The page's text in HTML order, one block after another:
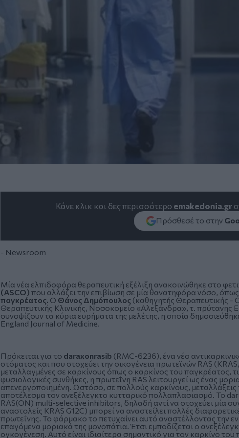
Κάνε κλικ και δες περισσότερο emakedonia.gr
Πρόσθεσέ το στην
- Newsroom
Μία νέα ελπιδοφόρα θεραπευτική εξέλιξη ανακοινώθηκε στο
(ASCO) που αλλάζει την επιβίωση σε μία θανατηφόρα νόσο,
παγκρέατος. Ο Θάνος Δημόπουλος (καθηγητής Θεραπευτικής -
Θεραπευτικής Κλινικής, Νοσοκομείο «Αλεξάνδρα», τ. πρύτανης
συνοψίζουν τα κύρια ευρήματα της μελέτης, η οποία
England Journal of Medicine.
Πρόκειται για το daraxonrasib (RMC-6236), ένα νέο
στόματος και που στοχεύει την οικογένεια πρωτεϊνών RAS
μεταλλαγμένες σε καρκίνους όπως ο καρκίνος του παγκρέατος,
φυσιολογικές συνθήκες, η πρωτεΐνη RAS λειτουργεί ως ένας
απενεργοποιημένη. Ωστόσο, σε πολλούς καρκίνους, μεταλλάξεις
αποτέλεσμα τον ανεξέλεγκτο κυτταρικό πολλαπλασιασμό. Το
RAS(ON) multi-selective inhibitors, δηλαδή αντί να στοχεύει μία
αναστολείς KRAS G12C) μπορεί να αναστείλει πολλές
πρωτεΐνης. Το φάρμακο το πετυχαίνει αυτό αναστέλλοντας την
επαγόμενα μοριακά της μονοπάτια. Έτσι εμποδίζεται ο
ογκογένεση. Αυτό είναι ιδιαίτερα σημαντικό για τον καρκίνο